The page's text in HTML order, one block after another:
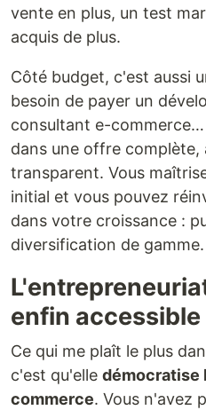
vente en plus, un test
acquis de plus.
Côté budget, c'est aussi
besoin de payer un
consultant e-
dans une offre complète,
transparent. Vous
initial et vous pouvez
dans votre croissance :
diversification de gamme.
enfin accessible
Ce qui me plaît le plus
c'est qu'elle démocratise
commerce. Vous n'avez